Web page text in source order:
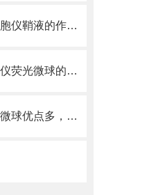
一文详细贝克曼流式细胞仪鞘液的作用原理
你了解贝克曼流式细胞仪荧光微球的制备之怎样的吗
贝克曼流式细胞仪荧光微球优点多，实用效果好